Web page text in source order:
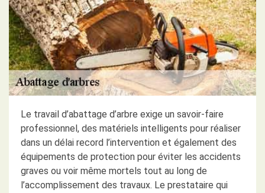
Le travail d’abattage d’arbre exige un savoir-faire
professionnel, des matériels intelligents pour réaliser
dans un délai record l’intervention et également des
équipements de protection pour éviter les accidents
graves ou voir même mortels tout au long de
l’accomplissement des travaux. Le prestataire qui